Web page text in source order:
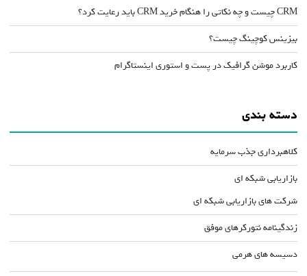
CRM چیست و چه نکاتی را هنگام خرید CRM باید رعایت کرد؟
بیزینس کوچینگ چیست؟
کاربرد موشن گرافیک در پست و استوری اینستاگرام
دسته بندی
کلاهبرداری جذب سرمایه
بازاریابی شبکه ای
شرکت های بازاریابی شبکه ای
زندگینامه نتورکرهای موفق
دسیسه های هرمی